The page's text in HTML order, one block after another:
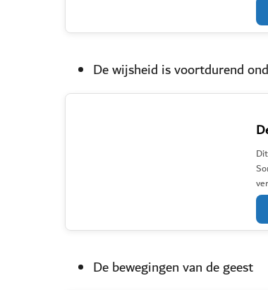
De wijsheid is voortdurend
De bewegingen van de geest